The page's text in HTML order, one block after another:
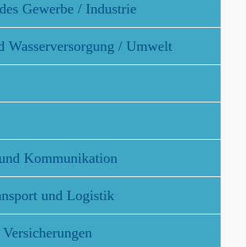
Gewerbe / Industrie
Wasserversorgung / Umwelt
Kommunikation
und Logistik